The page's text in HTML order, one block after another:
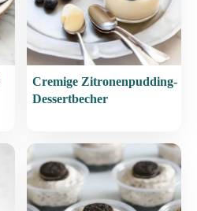
Cremige Zitronenpudding-
Dessertbecher